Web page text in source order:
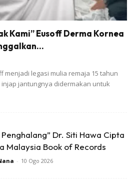
Ibu Rose, Dr Ahmad Rostam,
Puan Azlina Roszly dan Irma
di
product/webinar-sayang-
Kami” Eusoff Derma Kornea
menjadi legasi mulia remaja 15 tahun
jantungnya didermakan untuk
Dr. Siti Hawa Cipta
Malaysia Book of Records
- 10 Ogo 2026